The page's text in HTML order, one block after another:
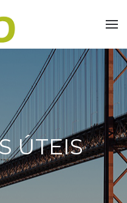
ÚTEIS